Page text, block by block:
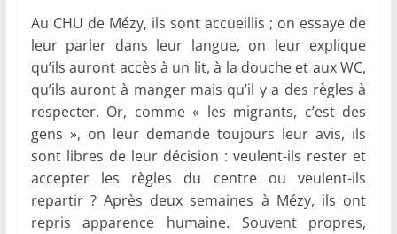
Au CHU de Mézy, ils sont accueillis ; on essaye de
leur parler dans leur langue, on leur explique
qu’ils auront accès à un lit, à la douche et aux WC,
qu’ils auront à manger mais qu’il y a des règles à
respecter. Or, comme « les migrants, c’est des
gens », on leur demande toujours leur avis, ils
sont libres de leur décision : veulent-ils rester et
accepter les règles du centre ou veulent-ils
repartir ? Après deux semaines à Mézy, ils ont
repris apparence humaine. Souvent propres,